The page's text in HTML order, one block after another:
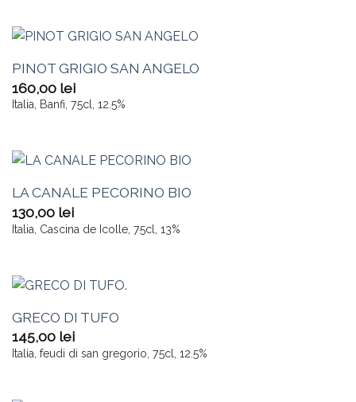
PINOT GRIGIO SAN ANGELO
160,00 lei
Italia, Banfi, 75cl, 12.5%
LA CANALE PECORINO BIO
130,00 lei
Italia, Cascina de Icolle, 75cl, 13%
GRECO DI TUFO
145,00 lei
Italia, feudi di san gregorio, 75cl, 12.5%